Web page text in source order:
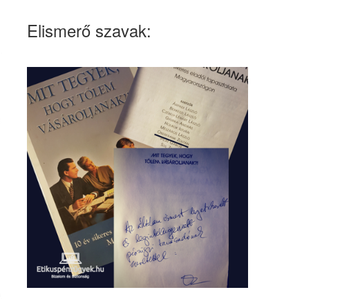
Elismerő szavak: